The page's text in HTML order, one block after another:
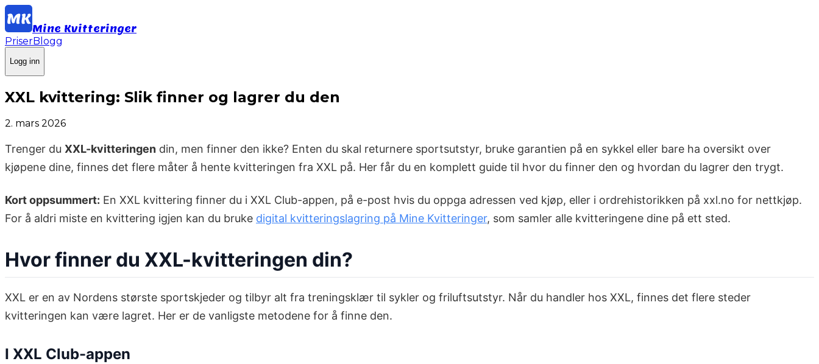
Mine Kvitteringer
PriserBlogg
Logg inn
XXL kvittering: Slik finner og lagrer du den
2. mars 2026
Trenger du XXL-kvitteringen din, men finner den ikke? Enten du skal returnere sportsutstyr, bruke garantien på en sykkel eller bare ha oversikt over
kjøpene dine, finnes det flere måter å hente kvitteringen fra XXL på. Her får du en komplett guide til hvor du finner den og hvordan du lagrer den trygt.
Kort oppsummert: En XXL kvittering finner du i XXL Club-appen, på e-post hvis du oppga adressen ved kjøp, eller i ordrehistorikken på xxl.no for nettkjøp.
For å aldri miste en kvittering igjen kan du bruke digital kvitteringslagring på Mine Kvitteringer, som samler alle kvitteringene dine på ett sted.
Hvor finner du XXL-kvitteringen din?
XXL er en av Nordens største sportskjeder og tilbyr alt fra treningsklær til sykler og friluftsutstyr. Når du handler hos XXL, finnes det flere steder
kvitteringen kan være lagret. Her er de vanligste metodene for å finne den.
I XXL Club-appen